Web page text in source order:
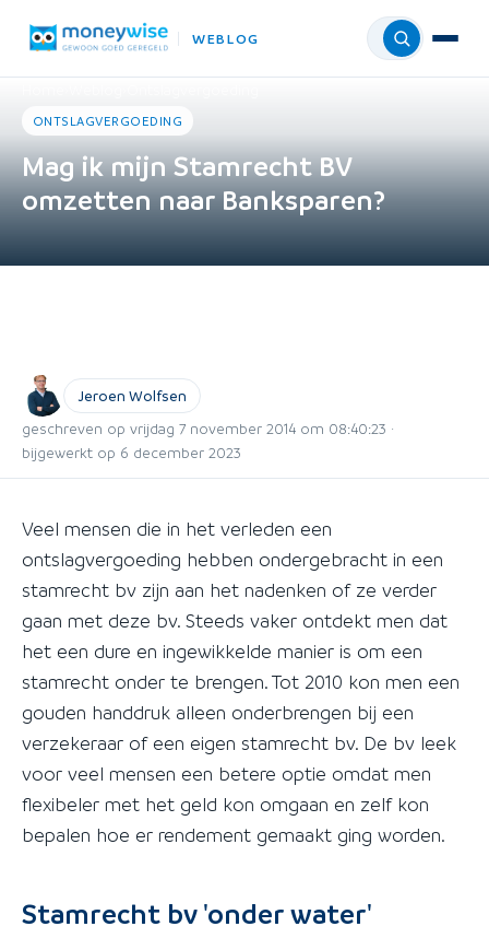
WEBLOG Menu
ONTSLAGVERGOEDING
Mag ik mijn Stamrecht BV
omzetten naar Banksparen?
Jeroen Wolfsen
geschreven op vrijdag 7 november 2014 om 08:40:23 ·
bijgewerkt op 6 december 2023
Veel mensen die in het verleden een
ontslagvergoeding hebben ondergebracht in een
stamrecht bv zijn aan het nadenken of ze verder
gaan met deze bv. Steeds vaker ontdekt men dat
het een dure en ingewikkelde manier is om een
stamrecht onder te brengen. Tot 2010 kon men een
gouden handdruk alleen onderbrengen bij een
verzekeraar of een eigen stamrecht bv. De bv leek
voor veel mensen een betere optie omdat men
flexibeler met het geld kon omgaan en zelf kon
bepalen hoe er rendement gemaakt ging worden.
Stamrecht bv 'onder water'